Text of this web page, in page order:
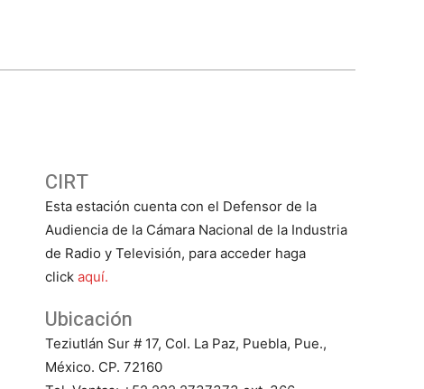
CIRT
Esta estación cuenta con el Defensor de la
Audiencia de la Cámara Nacional de la Industria
de Radio y Televisión, para acceder haga
click aquí.
Ubicación
Teziutlán Sur # 17, Col. La Paz, Puebla, Pue.,
México. CP. 72160